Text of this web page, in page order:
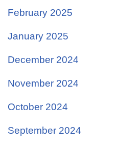
February 2025
January 2025
December 2024
November 2024
October 2024
September 2024